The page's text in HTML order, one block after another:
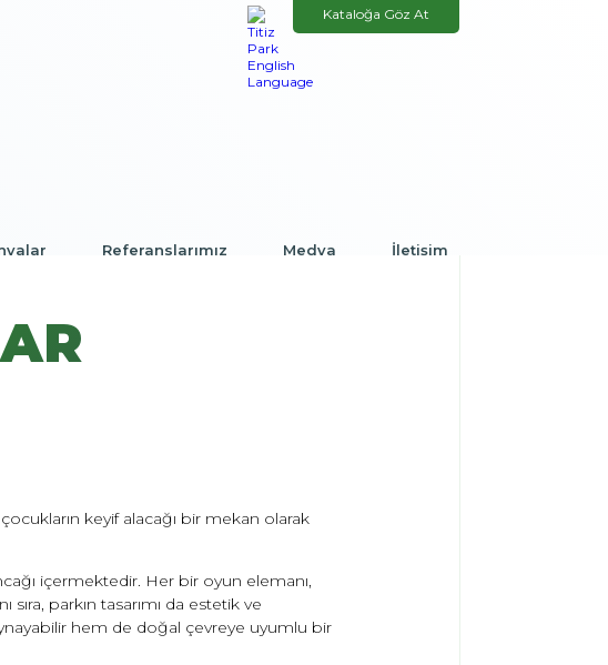
Kataloğa Göz At
Referanslarımız Medya İletişim
keyif alacağı bir mekan olarak
içermektedir. Her bir oyun elemanı,
parkın tasarımı da estetik ve
hem de doğal çevreye uyumlu bir